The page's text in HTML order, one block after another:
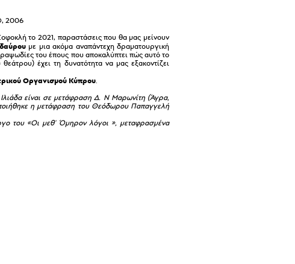
2006
το 2021, παραστάσεις που θα μας μείνουν
με μια ακόμα αναπάντεχη δραματουργική
του έπους που αποκαλύπτει πώς αυτό το
έχει τη δυνατότητα να μας εξακοντίζει
Οργανισμού Κύπρου
είναι σε μετάφραση Δ. Ν Μαρωνίτη (Άγρα,
η μετάφραση του Θεόδωρου Παπαγγελή
του «Οι μεθ' Όμηρον λόγοι », μεταφρασμένα